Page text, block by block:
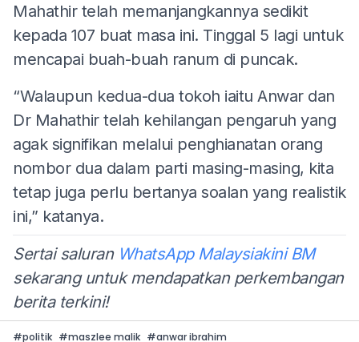
Mahathir telah memanjangkannya sedikit
kepada 107 buat masa ini. Tinggal 5 lagi untuk
mencapai buah-buah ranum di puncak.
“Walaupun kedua-dua tokoh iaitu Anwar dan
Dr Mahathir telah kehilangan pengaruh yang
agak signifikan melalui penghianatan orang
nombor dua dalam parti masing-masing, kita
tetap juga perlu bertanya soalan yang realistik
ini,” katanya.
Sertai saluran WhatsApp Malaysiakini BM
sekarang untuk mendapatkan perkembangan
berita terkini!
#politik #maszlee malik #anwar ibrahim